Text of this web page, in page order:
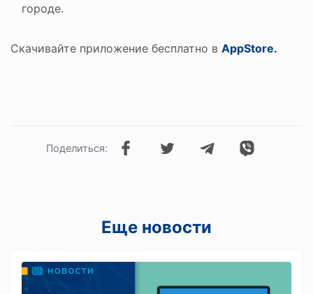
городе.
Скачивайте приложение бесплатно в AppStore.
Поделиться:
Еще новости